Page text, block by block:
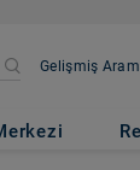
Gelişmiş